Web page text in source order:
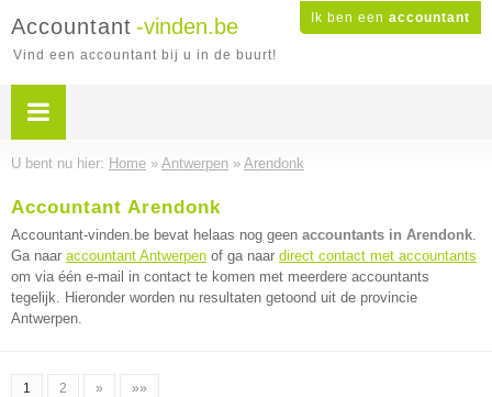
Ik ben een accountant
Accountant -vinden.be
Vind een accountant bij u in de buurt!
U bent nu hier: Home » Antwerpen » Arendonk
Accountant Arendonk
Accountant-vinden.be bevat helaas nog geen accountants in Arendonk.
Ga naar accountant Antwerpen of ga naar direct contact met accountants
om via één e-mail in contact te komen met meerdere accountants
tegelijk. Hieronder worden nu resultaten getoond uit de provincie
Antwerpen.
1 2 » »»